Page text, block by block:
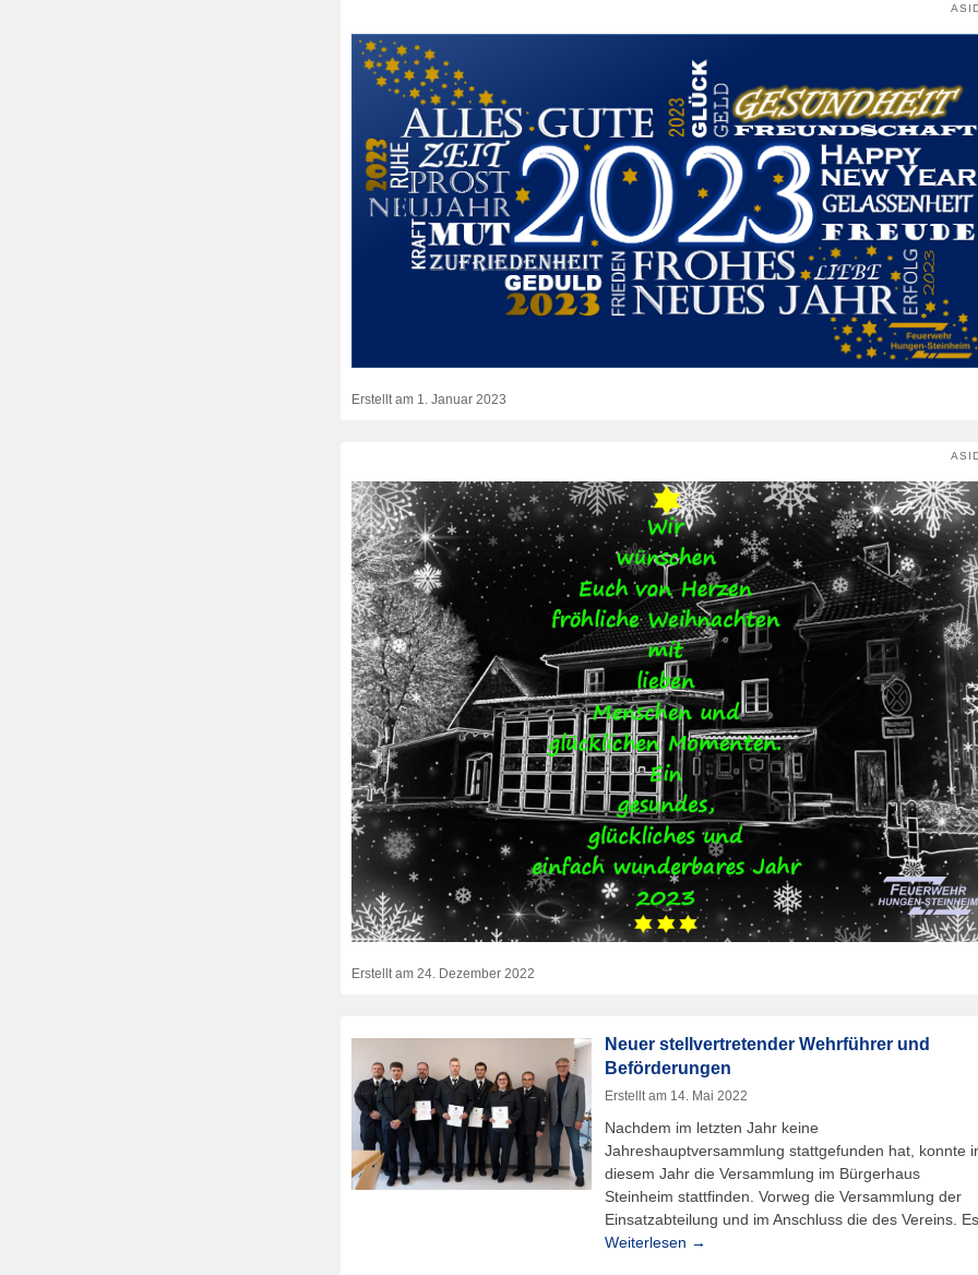
Erstellt am 1. Januar 2023
Erstellt am 24. Dezember 2022
Neuer stellvertretender Wehrführer und
Beförderungen
Erstellt am 14. Mai 2022
Nachdem im letzten Jahr keine
Jahreshauptversammlung stattgefunden hat, konnte
diesem Jahr die Versammlung im Bürgerhaus
Steinheim stattfinden. Vorweg die Versammlung der
Einsatzabteilung und im Anschluss die des Vereins. Es
Weiterlesen →